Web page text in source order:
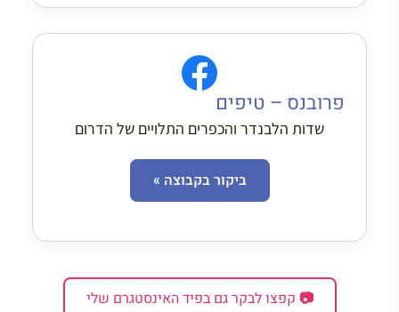
פרובנס – טיפים
שדות הלבנדר והכפרים התלויים של הדרום
ביקור בקבוצה »
📷 קפצו לבקר גם בפיד האינסטגרם שלי